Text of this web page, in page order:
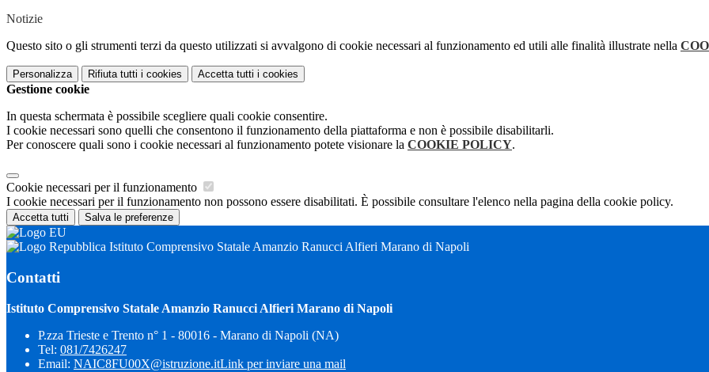
Notizie
Questo sito o gli strumenti terzi da questo utilizzati si avvalgono di cookie necessari al funzionamento ed utili alle finalità illustrate nella
Personalizza Rifiuta tutti i cookies Accetta tutti i cookies
Gestione cookie
In questa schermata è possibile scegliere quali cookie consentire.
I cookie necessari sono quelli che consentono il funzionamento della piattaforma e non è possibile disabilitarli.
Per conoscere quali sono i cookie necessari al funzionamento potete visionare la COOKIE POLICY.
Cookie necessari per il funzionamento
I cookie necessari per il funzionamento non possono essere disabilitati. È possibile consultare l'elenco nella pagina della cookie policy.
Accetta tutti Salva le preferenze
Istituto Comprensivo Statale Amanzio Ranucci Alfieri Marano di Napoli
Contatti
Istituto Comprensivo Statale Amanzio Ranucci Alfieri Marano di Napoli
P.zza Trieste e Trento n° 1 - 80016 - Marano di Napoli (NA)
Tel: 081/7426247
Email: NAIC8FU00X@istruzione.itLink per inviare una mail